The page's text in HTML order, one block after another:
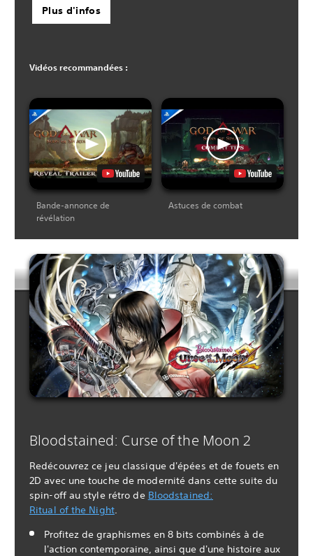
Plus d'infos
Vidéos recommandées :
Bande-annonce de
révélation
Astuces de combat
Bloodstained: Curse of the Moon 2
Redécouvrez ce jeu classique d'épées et de fouets en
2D avec une touche de modernité dans cette suite du
spin-off au style rétro de Bloodstained:
Ritual of the Night.
Profitez de graphismes en 8 bits combinés à de
l'action contemporaine, ainsi que d'une histoire aux